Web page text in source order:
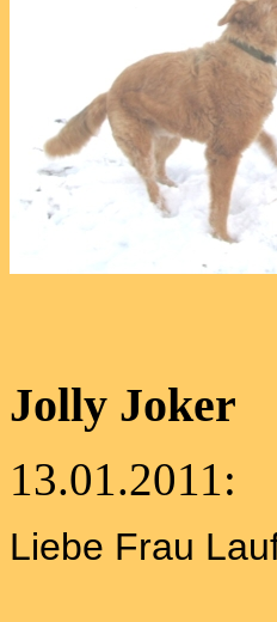
Jolly Joker
13.01.2011:
Liebe Frau